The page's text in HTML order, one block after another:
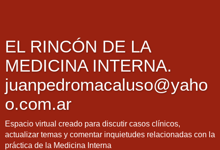
EL RINCÓN DE LA
MEDICINA INTERNA.
juanpedromacaluso@yaho
o.com.ar
Espacio virtual creado para discutir casos clínicos,
actualizar temas y comentar inquietudes relacionadas con la
práctica de la Medicina Interna